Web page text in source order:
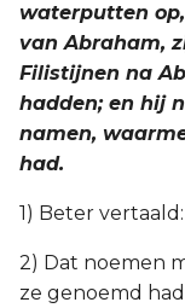
waterputten
van Abraham,
Filistijnen na
hadden; en hij
namen,
had.
1) Beter
2) Dat noemen
ze genoemd